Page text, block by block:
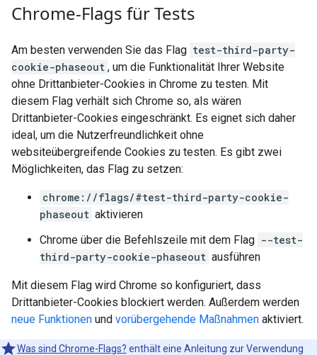
Chrome-Flags für Tests
Am besten verwenden Sie das Flag test-third-party-
cookie-phaseout , um die Funktionalität Ihrer Website
ohne Drittanbieter-Cookies in Chrome zu testen. Mit
diesem Flag verhält sich Chrome so, als wären
Drittanbieter-Cookies eingeschränkt. Es eignet sich daher
ideal, um die Nutzerfreundlichkeit ohne
websiteübergreifende Cookies zu testen. Es gibt zwei
Möglichkeiten, das Flag zu setzen:
chrome://flags/#test-third-party-cookie-
phaseout aktivieren
Chrome über die Befehlszeile mit dem Flag --test-
third-party-cookie-phaseout ausführen
Mit diesem Flag wird Chrome so konfiguriert, dass
Drittanbieter-Cookies blockiert werden. Außerdem werden
neue Funktionen und vorübergehende Maßnahmen aktiviert.
Was sind Chrome-Flags? enthält eine Anleitung zur Verwendung